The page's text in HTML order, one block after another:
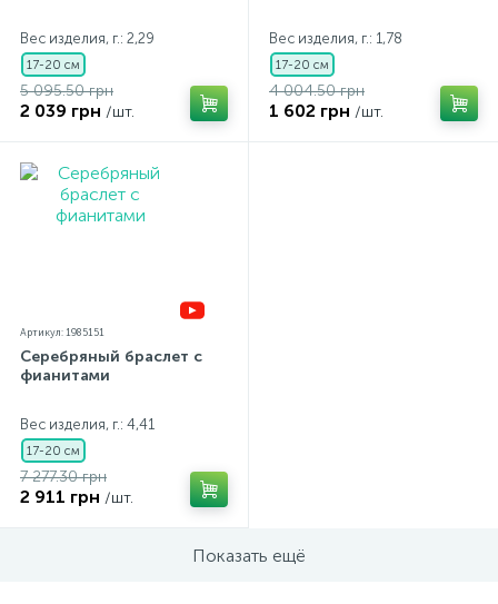
Вес изделия, г.: 2,29
17-20 см
5 095.50 грн
2 039 грн /шт.
Вес изделия, г.: 1,78
17-20 см
4 004.50 грн
1 602 грн /шт.
Артикул: 1985151
Серебряный браслет с
фианитами
Вес изделия, г.: 4,41
17-20 см
7 277.30 грн
2 911 грн /шт.
Показать ещё